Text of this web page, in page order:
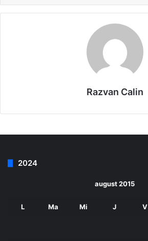
Razvan Calin
2024
august 2015
L Ma Mi J V